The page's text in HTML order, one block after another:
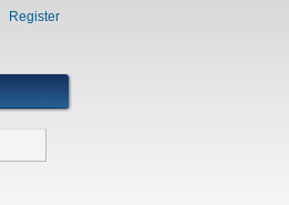
Register